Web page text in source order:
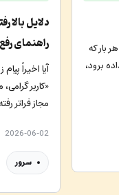
بار که
برود،
راهنمای
آیا اخیراً
مجاز فراتر
2026-06-02
سرور